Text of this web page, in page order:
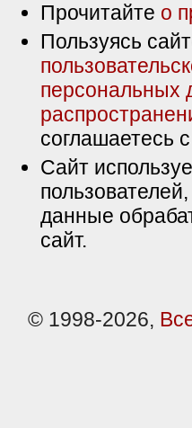
Прочитайте о
Пользуясь
персональных
соглашаетесь с
Сайт
данные
сайт.
© 1998-2026,